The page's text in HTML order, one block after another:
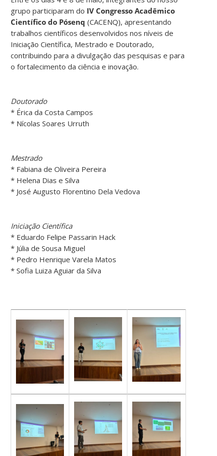
grupo participaram do IV Congresso Acadêmico
Científico do Pósenq (CACENQ), apresentando
trabalhos científicos desenvolvidos nos níveis de
Iniciação Científica, Mestrado e Doutorado,
contribuindo para a divulgação das pesquisas e para
o fortalecimento da ciência e inovação.
Doutorado
* Érica da Costa Campos
* Nícolas Soares Urruth
Mestrado
* Fabiana de Oliveira Pereira
* Helena Dias e Silva
* José Augusto Florentino Dela Vedova
Iniciação Científica
* Eduardo Felipe Passarin Hack
* Júlia de Sousa Miguel
* Pedro Henrique Varela Matos
* Sofia Luiza Aguiar da Silva